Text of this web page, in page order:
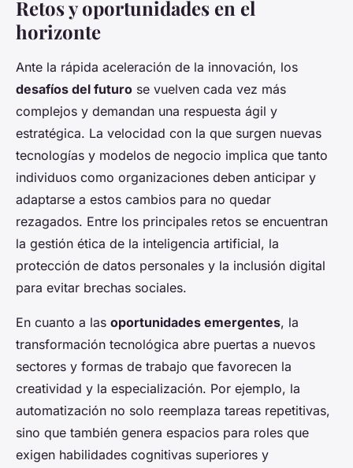
Retos y oportunidades en el
horizonte
Ante la rápida aceleración de la innovación, los
desafíos del futuro se vuelven cada vez más
complejos y demandan una respuesta ágil y
estratégica. La velocidad con la que surgen nuevas
tecnologías y modelos de negocio implica que tanto
individuos como organizaciones deben anticipar y
adaptarse a estos cambios para no quedar
rezagados. Entre los principales retos se encuentran
la gestión ética de la inteligencia artificial, la
protección de datos personales y la inclusión digital
para evitar brechas sociales.
En cuanto a las oportunidades emergentes, la
transformación tecnológica abre puertas a nuevos
sectores y formas de trabajo que favorecen la
creatividad y la especialización. Por ejemplo, la
automatización no solo reemplaza tareas repetitivas,
sino que también genera espacios para roles que
exigen habilidades cognitivas superiores y